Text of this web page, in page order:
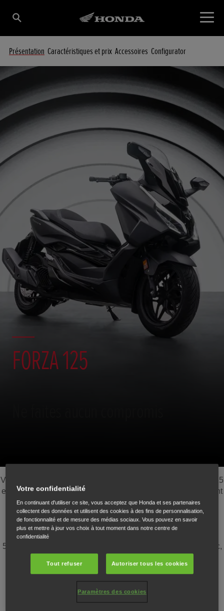
Présentation Caractéristiques et prix Accessoires Configurator
FORZA 125
Vous recherchez le meilleur ? Vous l’avez trouvé. Le Forza 125
est notre scooter sportif GT haut de gamme, offrant tout ce dont
vous avez besoin et plus encore. Bénéficiez d'une efficacité
énergétique exceptionnelle et d'une autonomie
impressionnante grâce au moteur eSP+ capable de
performances de premier ordre. Équipé d'un écran TFT de
5 pouces et de l'application de connectivité Honda RoadSync,
le Forza 125 est fait pour la vie en ville. Gérez sans effort les
appels téléphoniques, la musique et la navigation sur un
scooter conçu pour s’adapter à votre style de vie urbain.
Votre confidentialité
En continuant d'utiliser ce site, vous acceptez que Honda et ses partenaires
collectent des données et utilisent des cookies à des fins de personnalisation,
de fonctionnalité et de mesure des médias sociaux. Vous pouvez en savoir
plus et mettre à jour vos choix à tout moment dans notre centre de
confidentialité
Tout refuser Autoriser tous les cookies
Paramètres des cookies